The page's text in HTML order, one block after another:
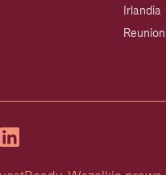
Irlandia
Reunion